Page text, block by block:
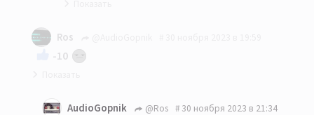
Ros
-10
Действительно, зачем платить, когда можно
AudioGopnik @Ros 30 ноября 2023 в 21:34